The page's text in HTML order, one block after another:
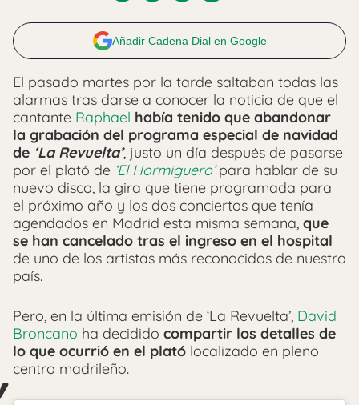
Añadir Cadena Dial en Google
El pasado martes por la tarde saltaban todas las
alarmas tras darse a conocer la noticia de que el
cantante Raphael había tenido que abandonar
la grabación del programa especial de navidad
de ‘La Revuelta’, justo un día después de pasarse
por el plató de ‘El Hormiguero’ para hablar de su
nuevo disco, la gira que tiene programada para
el próximo año y los dos conciertos que tenía
agendados en Madrid esta misma semana, que
se han cancelado tras el ingreso en el hospital
de uno de los artistas más reconocidos de nuestro
país.
Pero, en la última emisión de ‘La Revuelta’, David
Broncano ha decidido compartir los detalles de
lo que ocurrió en el plató localizado en pleno
centro madrileño.